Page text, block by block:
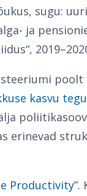
sugu:
ja
kasvu
erinevad
Productivity”.